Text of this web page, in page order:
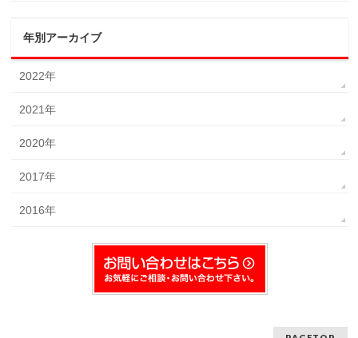
年別アーカイブ
2022年
2021年
2020年
2017年
2016年